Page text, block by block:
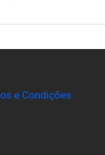
e Condições